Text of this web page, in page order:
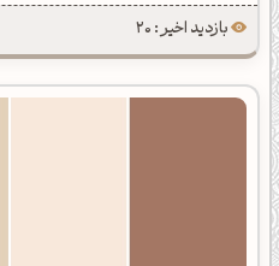
بازدید اخیر : 20